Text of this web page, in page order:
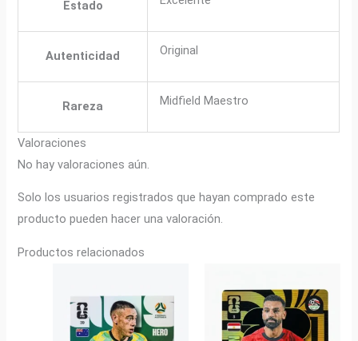
Estado
Autenticidad Original
Rareza Midfield Maestro
Valoraciones
No hay valoraciones aún.
Solo los usuarios registrados que hayan comprado este
producto pueden hacer una valoración.
Productos relacionados